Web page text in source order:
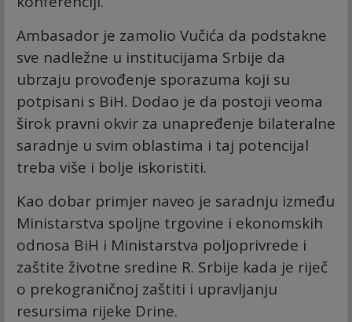
Ambasador je zamolio Vučića da podstakne
sve nadležne u institucijama Srbije da
ubrzaju provođenje sporazuma koji su
potpisani s BiH. Dodao je da postoji veoma
širok pravni okvir za unapređenje bilateralne
saradnje u svim oblastima i taj potencijal
treba više i bolje iskoristiti.
Kao dobar primjer naveo je saradnju između
Ministarstva spoljne trgovine i ekonomskih
odnosa BiH i Ministarstva poljoprivrede i
zaštite životne sredine R. Srbije kada je riječ
o prekograničnoj zaštiti i upravljanju
resursima rijeke Drine.